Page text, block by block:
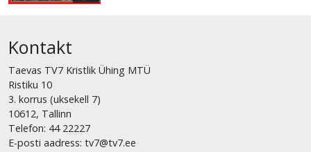
Kontakt
Taevas TV7 Kristlik Ühing MTÜ
Ristiku 10
3. korrus (uksekell 7)
10612, Tallinn
Telefon: 44 22227
E-posti aadress: tv7@tv7.ee